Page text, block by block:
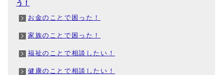
う！
お金のことで困った！
家族のことで困った！
福祉のことで相談したい！
健康のことで相談したい！